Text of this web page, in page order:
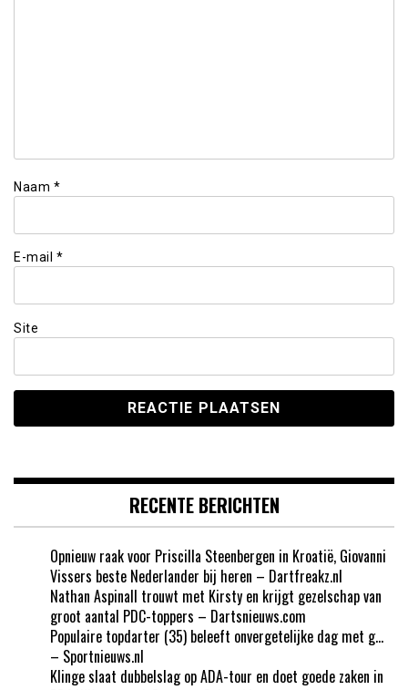
Naam *
E-mail *
Site
RECENTE BERICHTEN
Opnieuw raak voor Priscilla Steenbergen in Kroatië, Giovanni
Vissers beste Nederlander bij heren – Dartfreakz.nl
Nathan Aspinall trouwt met Kirsty en krijgt gezelschap van
groot aantal PDC-toppers – Dartsnieuws.com
Populaire topdarter (35) beleeft onvergetelijke dag met g…
– Sportnieuws.nl
Klinge slaat dubbelslag op ADA-tour en doet goede zaken in